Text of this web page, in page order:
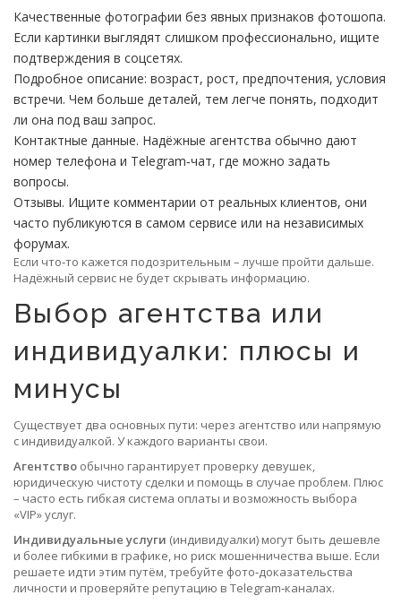
Качественные фотографии без явных признаков фотошопа.
Если картинки выглядят слишком профессионально, ищите
подтверждения в соцсетях.
Подробное описание: возраст, рост, предпочтения, условия
встречи. Чем больше деталей, тем легче понять, подходит
ли она под ваш запрос.
Контактные данные. Надёжные агентства обычно дают
номер телефона и Telegram‑чат, где можно задать
вопросы.
Отзывы. Ищите комментарии от реальных клиентов, они
часто публикуются в самом сервисе или на независимых
форумах.
Если что‑то кажется подозрительным – лучше пройти дальше.
Надёжный сервис не будет скрывать информацию.
Выбор агентства или
индивидуалки: плюсы и
минусы
Существует два основных пути: через агентство или напрямую
с индивидуалкой. У каждого варианты свои.
Агентство обычно гарантирует проверку девушек,
юридическую чистоту сделки и помощь в случае проблем. Плюс
– часто есть гибкая система оплаты и возможность выбора
«VIP» услуг.
Индивидуальные услуги (индивидуалки) могут быть дешевле
и более гибкими в графике, но риск мошенничества выше. Если
решаете идти этим путём, требуйте фото‑доказательства
личности и проверяйте репутацию в Telegram‑каналах.